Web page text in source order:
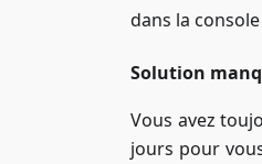
dans la
Solution
Vous avez
jours pour